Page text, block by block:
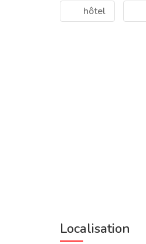
hôtel
Localisation